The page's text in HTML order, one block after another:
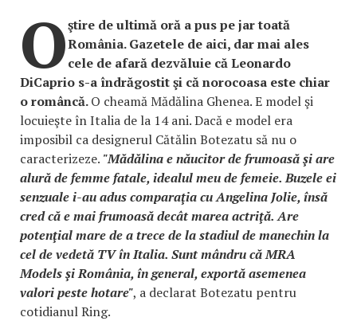
Oştire de ultimă oră a pus pe jar toată
România. Gazetele de aici, dar mai ales
cele de afară dezvăluie că Leonardo
DiCaprio s-a îndrăgostit şi că norocoasa este chiar
o româncă.O cheamă Mădălina Ghenea. E model şi
locuieşte în Italia de la 14 ani. Dacă e model era
imposibil ca designerul Cătălin Botezatu să nu o
caracterizeze. "Mădălina e năucitor de frumoasă şi are
alură de femme fatale, idealul meu de femeie. Buzele ei
senzuale i-au adus comparaţia cu Angelina Jolie, însă
cred că e mai frumoasă decât marea actriţă. Are
potenţial mare de a trece de la stadiul de manechin la
cel de vedetă TV în Italia. Sunt mândru că MRA
Models şi România, în general, exportă asemenea
valori peste hotare", a declarat Botezatu pentru
cotidianul Ring.